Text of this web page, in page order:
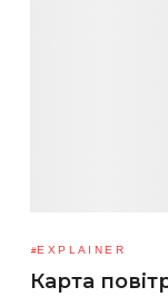
EXPLAINER
Карта